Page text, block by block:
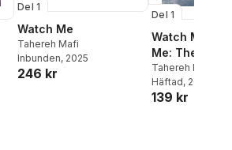
Del 1
Watch Me
Tahereh Mafi
Inbunden, 2025
246 kr
Del 1
Watch Me
Me: The New
Republic)
Tahereh Mafi
Häftad, 2025
139 kr